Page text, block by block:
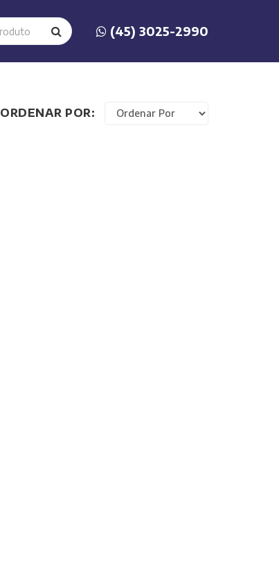
(45) 3025-2990
ORDENAR POR: